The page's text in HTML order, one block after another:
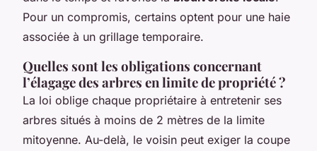
Pour un compromis, certains optent pour une haie
associée à un grillage temporaire.
Quelles sont les obligations concernant
l’élagage des arbres en limite de propriété ?
La loi oblige chaque propriétaire à entretenir ses
arbres situés à moins de 2 mètres de la limite
mitoyenne. Au-delà, le voisin peut exiger la coupe